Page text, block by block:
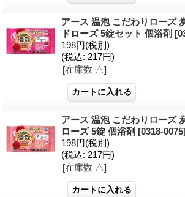
アース 温泡 こだわりローズ
ドローズ 5錠セット 個浴剤
198円(税別)
(税込: 217円)
[在庫数 △]
アース 温泡 こだわりローズ
ローズ 5錠 個浴剤 [0318-
198円(税別)
(税込: 217円)
[在庫数 △]